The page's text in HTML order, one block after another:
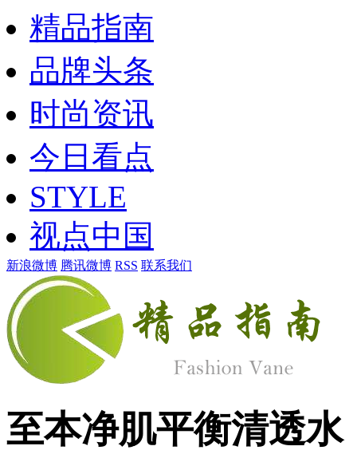
精品指南
品牌头条
时尚资讯
今日看点
STYLE
视点中国
新浪微博 腾讯微博 RSS 联系我们
至本净肌平衡清透